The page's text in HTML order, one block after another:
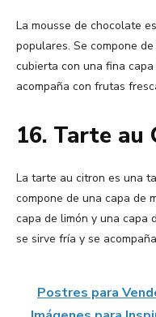
La mousse de chocolate
populares. Se compone
cubierta con una fina
acompaña con frutas
16. Tarte au
La tarte au citron es una
compone de una capa de
capa de limón y una capa
se sirve fría y se
Postres para